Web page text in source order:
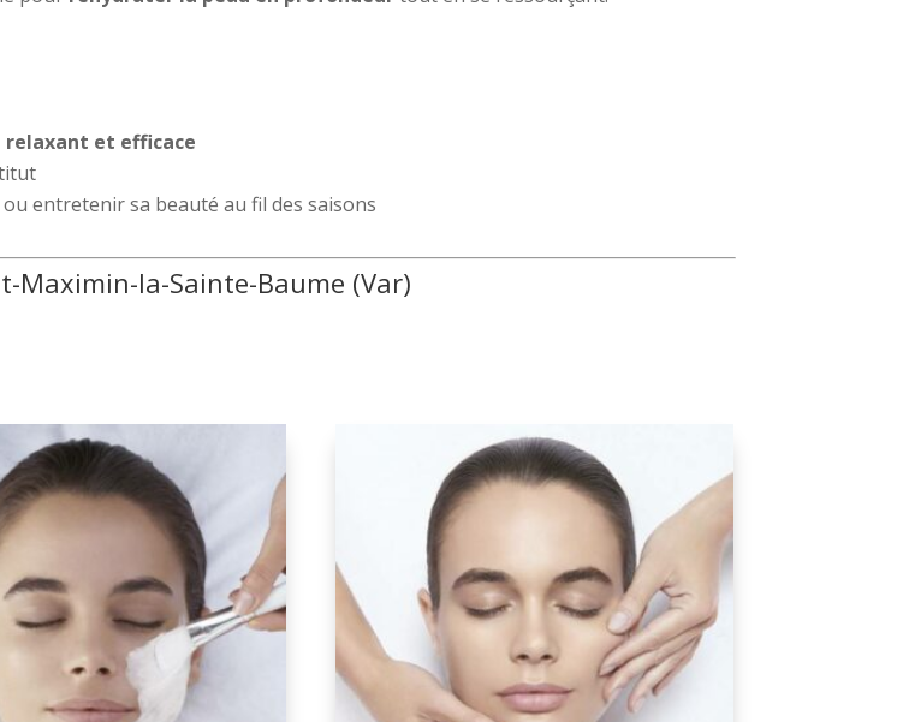
relaxant et efficace
entretenir sa beauté au fil des saisons
Maximin-la-Sainte-Baume (Var)